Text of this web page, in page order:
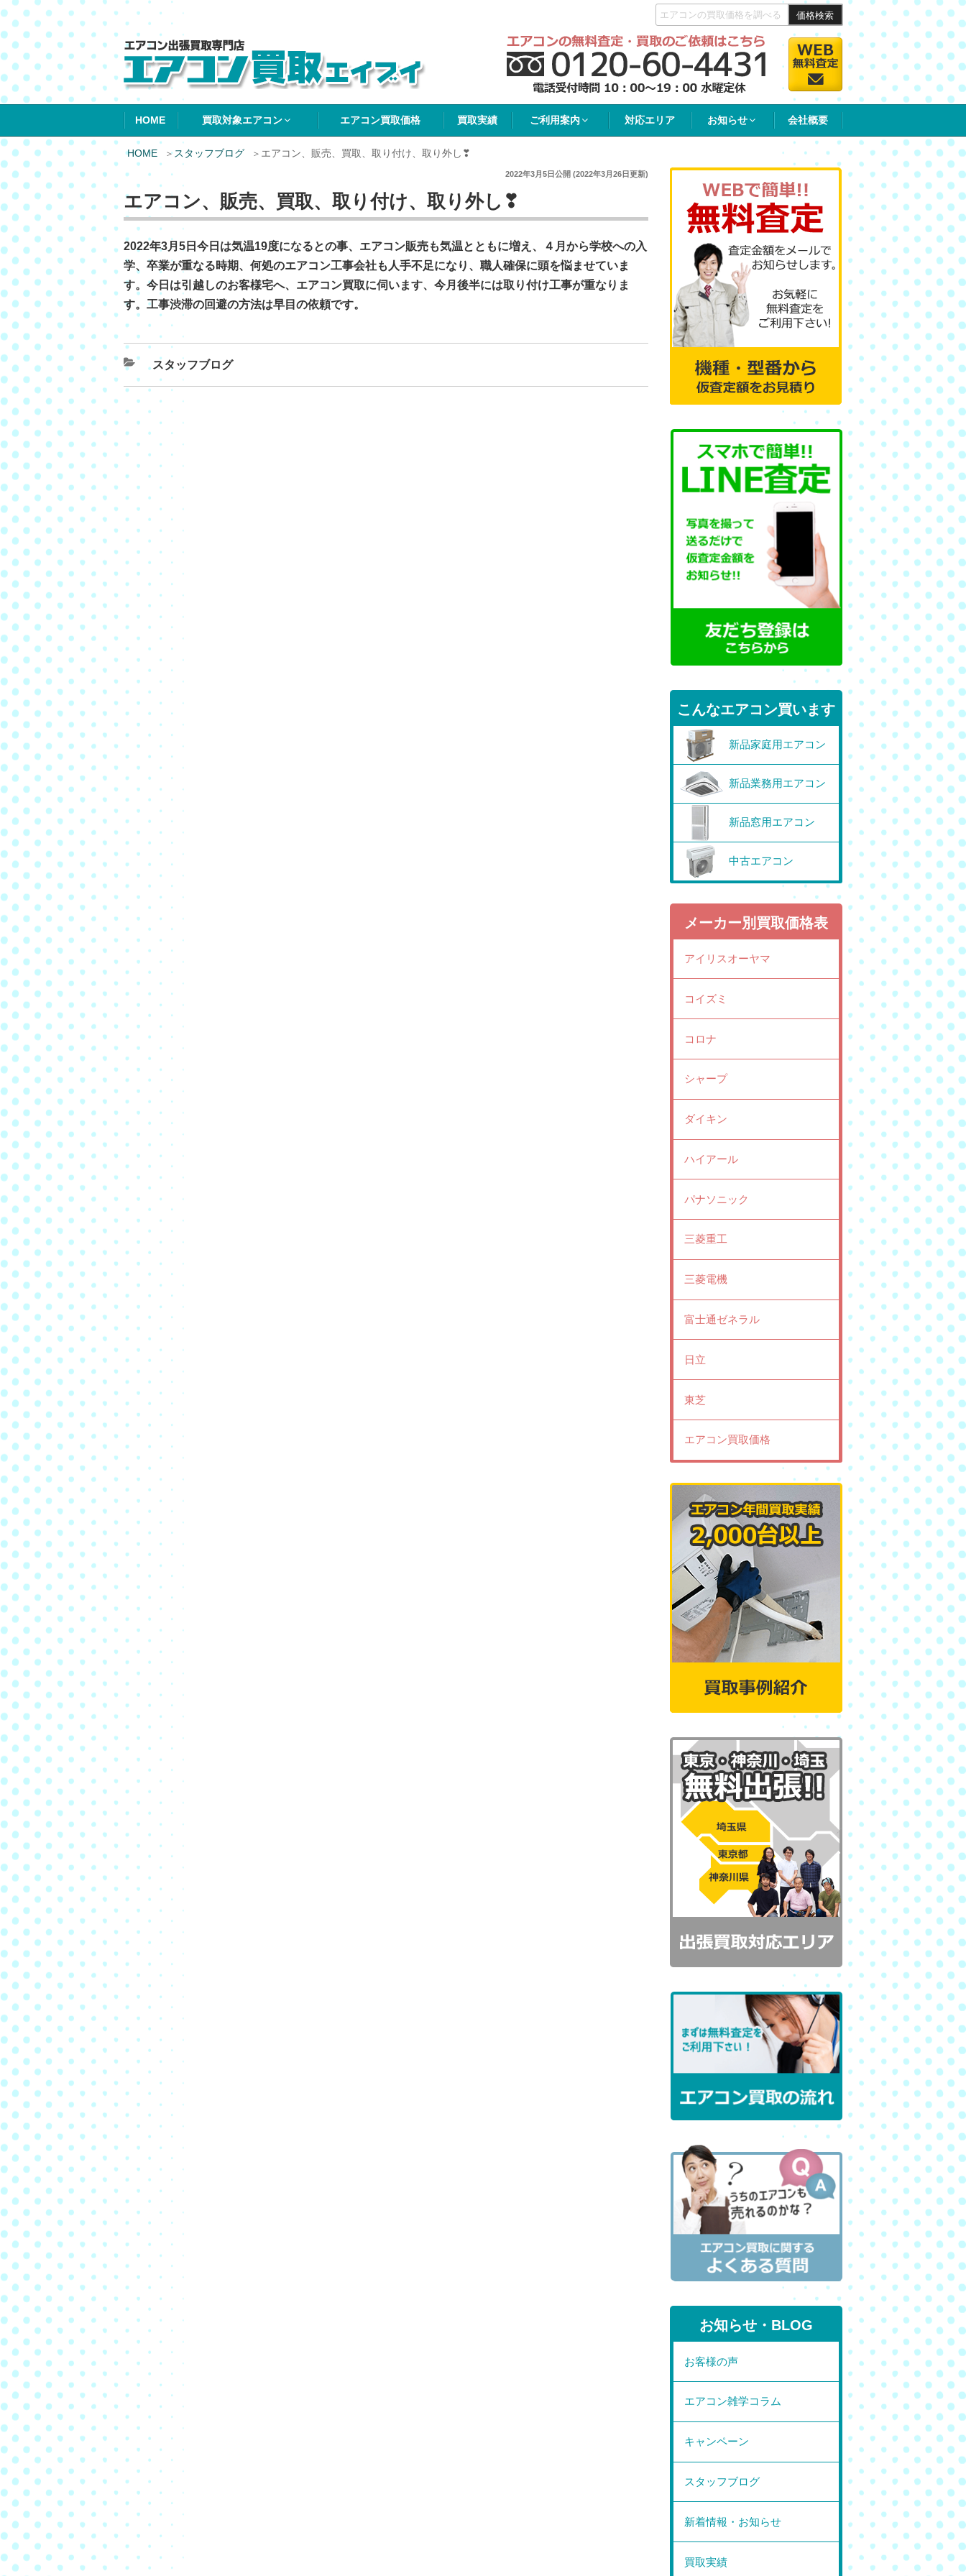
価格検索
エアコン買取エイブイ
HOME 買取対象エアコン エアコン買取価格 買取実績 ご利用案内 対応エリア お知らせ 会社概要
HOME スタッフブログ エアコン、販売、買取、取り付け、取り外し❣
2022年3月5日公開 (2022年3月26日更新)
エアコン、販売、買取、取り付け、取り外し❣
2022年3月5日今日は気温19度になるとの事、エアコン販売も気温とともに増え、４月から学校への入
学、卒業が重なる時期、何処のエアコン工事会社も人手不足になり、職人確保に頭を悩ませていま
す。今日は引越しのお客様宅へ、エアコン買取に伺います、今月後半には取り付け工事が重なりま
す。工事渋滞の回避の方法は早目の依頼です。
スタッフブログ
こんなエアコン買います
新品家庭用エアコン
新品業務用エアコン
新品窓用エアコン
中古エアコン
メーカー別買取価格表
アイリスオーヤマ
コイズミ
コロナ
シャープ
ダイキン
ハイアール
パナソニック
三菱重工
三菱電機
富士通ゼネラル
日立
東芝
エアコン買取価格
お知らせ・BLOG
お客様の声
エアコン雑学コラム
キャンペーン
スタッフブログ
新着情報・お知らせ
買取実績